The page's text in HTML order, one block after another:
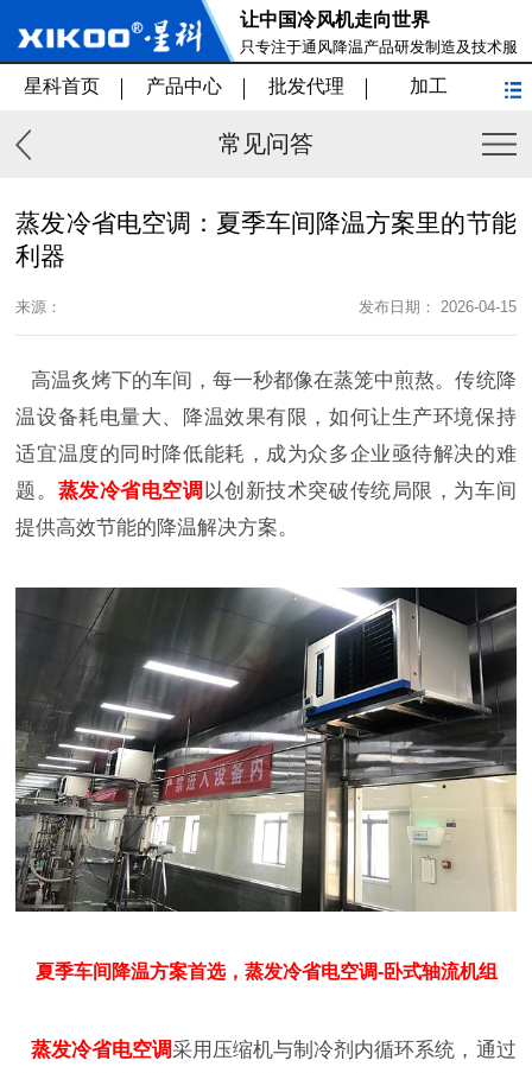
让中国冷风机走向世界
只专注于通风降温产品研发制造及技术服
务
星科首页 产品中心 批发代理 加工
常见问答
蒸发冷省电空调：夏季车间降温方案里的节能
利器
来源： 发布日期： 2026-04-15
高温炙烤下的车间，每一秒都像在蒸笼中煎熬。传统降
温设备耗电量大、降温效果有限，如何让生产环境保持
适宜温度的同时降低能耗，成为众多企业亟待解决的难
题。 蒸发冷省电空调 以创新技术突破传统局限，为车间
提供高效节能的降温解决方案。
夏季车间降温方案首选，蒸发冷省电空调-卧式轴流机组
蒸发冷省电空调采用压缩机与制冷剂内循环系统，通过